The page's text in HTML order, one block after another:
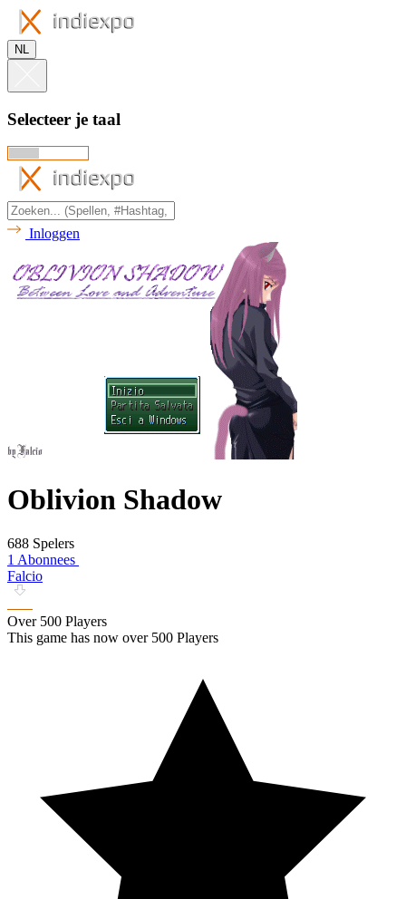
NL
Selecteer je taal
Inloggen
Oblivion Shadow
688 Spelers
1 Abonnees
Falcio
Over 500 Players
This game has now over 500 Players